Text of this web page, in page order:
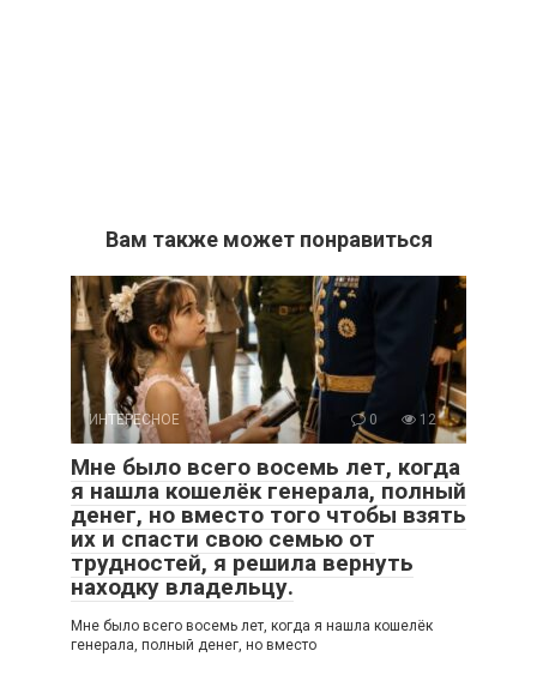
Вам также может понравиться
ИНТЕРЕСНОЕ 0 12
Мне было всего восемь лет, когда
я нашла кошелёк генерала, полный
денег, но вместо того чтобы взять
их и спасти свою семью от
трудностей, я решила вернуть
находку владельцу.
Мне было всего восемь лет, когда я нашла кошелёк
генерала, полный денег, но вместо